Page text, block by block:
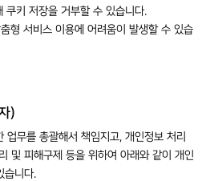
쿠키 저장을 거부할 수 있습니다.
형 서비스 이용에 어려움이 발생할 수 있습
)
업무를 총괄해서 책임지고, 개인정보 처리
및 피해구제 등을 위하여 아래와 같이 개인
습니다.